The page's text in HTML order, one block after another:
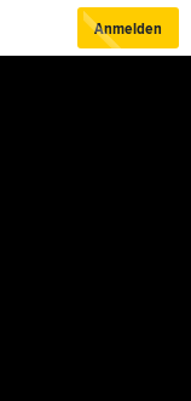
Anmelden